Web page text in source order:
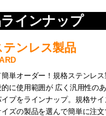
インナップ
テンレス製品
単オーダー！規格ステンレ
に使用範囲が 広く汎用性の
プをラインナップ。規格サイ
ズの製品を選んで簡単に注文